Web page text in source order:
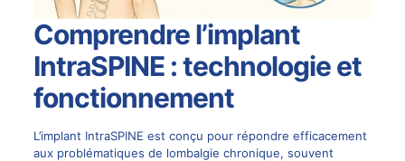
Comprendre l’implant
IntraSPINE : technologie et
fonctionnement
L’implant IntraSPINE est conçu pour répondre efficacement
aux problématiques de lombalgie chronique, souvent